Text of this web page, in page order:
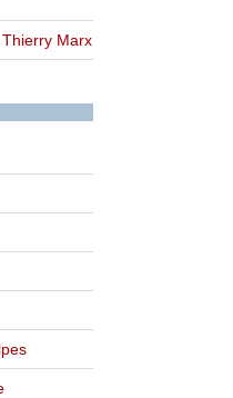
Marx